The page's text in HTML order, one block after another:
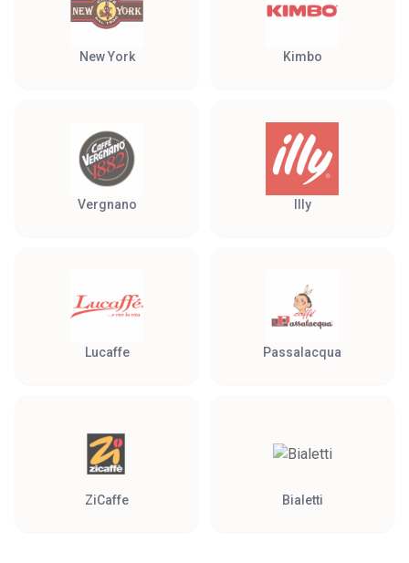
New York Kimbo
Vergnano Illy
Lucaffe Passalacqua
ZiCaffe Bialetti